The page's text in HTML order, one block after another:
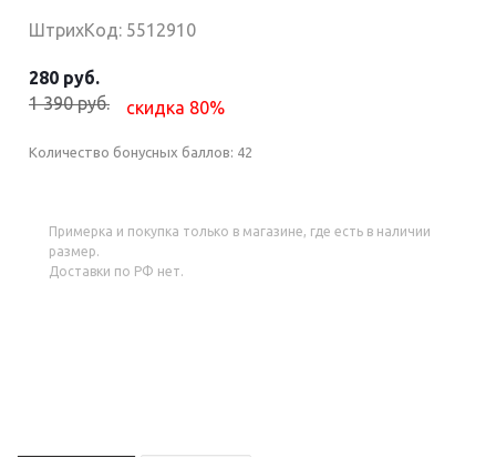
ШтрихКод: 5512910
280 руб.
1 390 руб.
скидка 80%
Количество бонусных баллов: 42
Примерка и покупка только в магазине, где есть в наличии
размер.
Доставки по РФ нет.